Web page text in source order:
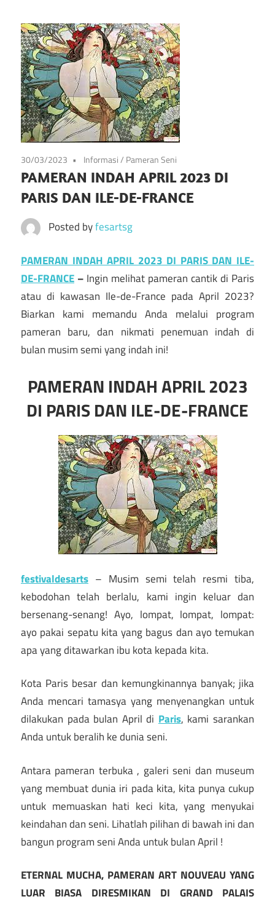
Situs
Festival
Pameran
Kesenian
Prancis
tentang
festival
kesenian
di
prancis
mulai
dari
seni,
musik,
dan
festival
lainnya
30/03/2023 Informasi/ Pameran Seni
PAMERAN INDAH APRIL 2023 DI
PARIS DAN ILE-DE-FRANCE
Posted byfesartsg
PAMERAN INDAH APRIL 2023 DI PARIS DAN ILE-
DE-FRANCE – Ingin melihat pameran cantik di Paris
atau di kawasan Ile-de-France pada April 2023?
Biarkan kami memandu Anda melalui program
pameran baru, dan nikmati penemuan indah di
bulan musim semi yang indah ini!
PAMERAN INDAH APRIL 2023
DI PARIS DAN ILE-DE-FRANCE
festivaldesarts – Musim semi telah resmi tiba,
kebodohan telah berlalu, kami ingin keluar dan
bersenang-senang! Ayo, lompat, lompat, lompat:
ayo pakai sepatu kita yang bagus dan ayo temukan
apa yang ditawarkan ibu kota kepada kita.
Kota Paris besar dan kemungkinannya banyak; jika
Anda mencari tamasya yang menyenangkan untuk
dilakukan pada bulan April diParis, kami sarankan
Anda untuk beralih ke dunia seni.
Antara pameran terbuka , galeri seni dan museum
yang membuat dunia iri pada kita, kita punya cukup
untuk memuaskan hati keci kita, yang menyukai
keindahan dan seni. Lihatlah pilihan di bawah ini dan
bangun program seni Anda untuk bulan April !
ETERNAL MUCHA, PAMERAN ART NOUVEAU YANG
LUAR BIASA DIRESMIKAN DI GRAND PALAIS